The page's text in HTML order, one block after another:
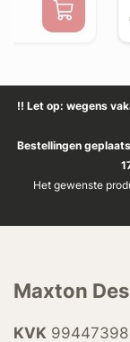
!! Let op: wegens
Bestellingen
Het gewenste
Maxton
KVK 99447398